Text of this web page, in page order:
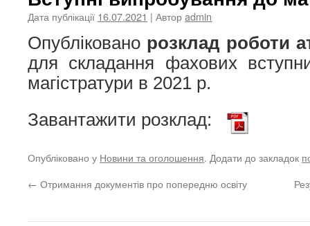
Дата публікації 16.07.2021 | Авторadmin
Опубліковано розклад роботи
для складання фахових
магістратури в 2021 р.
Завантажити розклад:
Опубліковано у Новини та оголошення. Додати до закладок
← Отримання документів про попередню освіту